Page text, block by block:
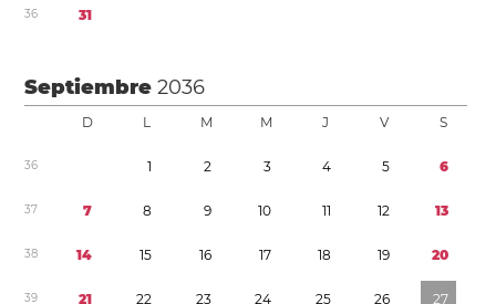
36 31
Septiembre2036
D L M M J V S
36 1 2 3 4 5 6
37 7 8 9 10 11 12 13
38 14 15 16 17 18 19 20
39 21 22 23 24 25 26 27